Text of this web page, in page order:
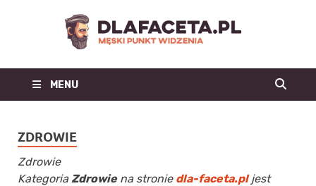
|
MENU
ZDROWIE
Zdrowie
KategoriaZdrowiena stronie dla-faceta.pljest